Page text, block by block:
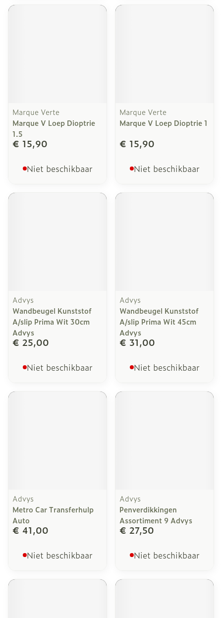
Marque Verte
Marque V Loep Dioptrie
1.5
€ 15,90
Niet beschikbaar
Marque Verte
Marque V Loep Dioptrie 1
€ 15,90
Niet beschikbaar
Advys
Wandbeugel Kunststof
A/slip Prima Wit 30cm
Advys
€ 25,00
Niet beschikbaar
Advys
Wandbeugel Kunststof
A/slip Prima Wit 45cm
Advys
€ 31,00
Niet beschikbaar
Advys
Metro Car Transferhulp
Auto
€ 41,00
Niet beschikbaar
Advys
Penverdikkingen
Assortiment 9 Advys
€ 27,50
Niet beschikbaar